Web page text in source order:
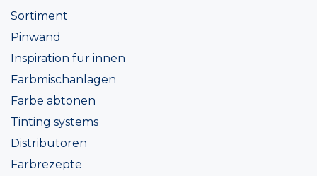
Sortiment
Pinwand
Inspiration für innen
Farbmischanlagen
Farbe abtonen
Tinting systems
Distributoren
Farbrezepte